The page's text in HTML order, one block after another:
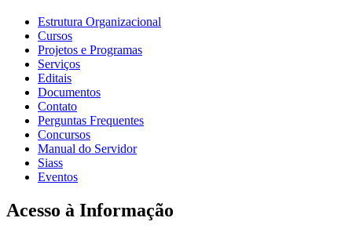
Estrutura Organizacional
Cursos
Projetos e Programas
Serviços
Editais
Documentos
Contato
Perguntas Frequentes
Concursos
Manual do Servidor
Siass
Eventos
Acesso à Informação